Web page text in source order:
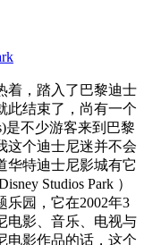
着，踏入了巴黎迪士
此结束了，尚有一个
是不少游客来到巴黎
这个迪士尼迷并不会
华特迪士尼影城有它
Studios Park ）
乐园，它在2002年3
电影、音乐、电视与
电影作品的话，这个